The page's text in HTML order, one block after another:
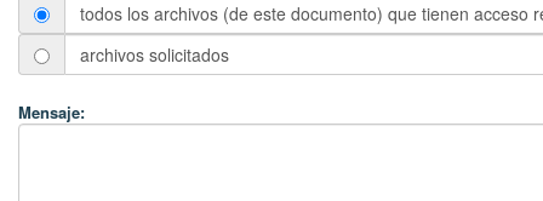
todos los archivos (de este documento) que tienen acceso
archivos solicitados
Mensaje: